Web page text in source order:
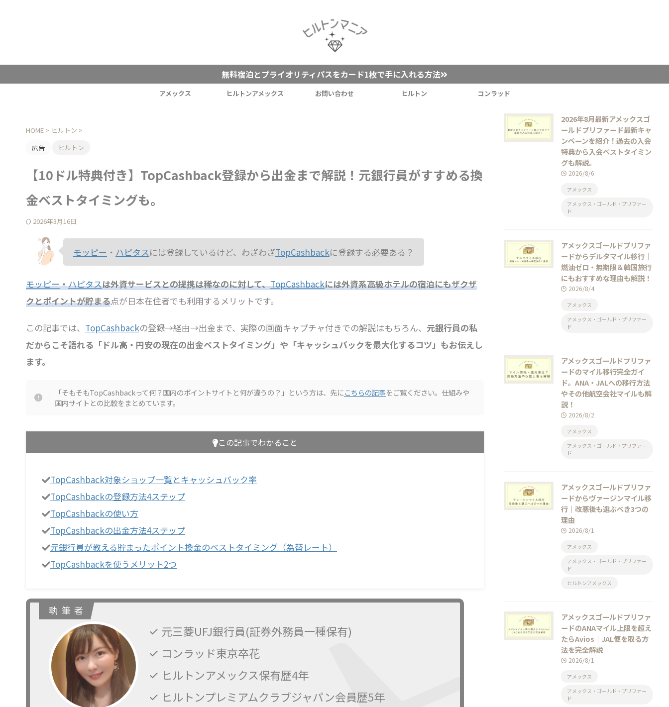
無料宿泊とプライオリティパスをカード1枚で手に入れる方法
アメックス ヒルトンアメックス お問い合わせ ヒルトン コンラッド
HOME > ヒルトン >
広告
ヒルトン
【10ドル特典付き】TopCashback登録から出金まで解説！元銀行員がすすめる換
金ベストタイミングも。
2026年3月16日
モッピー ・ ハピタスには登録しているけど、わざわざTopCashbackに登録する必要ある？
モッピー・ハピタスは外資サービスとの提携は稀なのに対して、TopCashbackには外資系高級ホテルの宿泊にもザクザ
クとポイントが貯まる点が日本在住者でも利用するメリットです。
この記事では、 TopCashbackの登録→経由→出金まで、実際の画面キャプチャ付きでの解説はもちろん、 元銀行員の私
だからこそ語れる「ドル高・円安の現在の出金ベストタイミング」や「キャッシュバックを最大化するコツ」もお伝えし
ます。
「そもそもTopCashbackって何？国内のポイントサイトと何が違うの？」という方は、先にこちらの記事をご覧ください。仕組みや
国内サイトとの比較をまとめています。
この記事でわかること
TopCashback対象ショップ一覧とキャッシュバック率
TopCashbackの登録方法4ステップ
TopCashbackの使い方
TopCashbackの出金方法4ステップ
元銀行員が教える貯まったポイント換金のベストタイミング（為替レート）
TopCashbackを使うメリット2つ
執 筆 者
元三菱UFJ銀行員(証券外務員一種保有)
コンラッド東京卒花
ヒルトンアメックス保有歴4年
ヒルトンプレミアムクラブジャパン会員歴5年
2026年8月最新アメックスゴ
ールドプリファード最新キャ
ンペーンを紹介！過去の入会
特典から入会ベストタイミン
グも解説。
2026/8/6
アメックス
アメックス・ゴールド・プリファー
ド
アメックスゴールドプリファ
ードからデルタマイル移行｜
燃油ゼロ・無期限＆韓国旅行
にもおすすめな理由も解説！
2026/8/4
アメックス
アメックス・ゴールド・プリファー
ド
アメックスゴールドプリファ
ードのマイル移行完全ガイ
ド。ANA・JALへの移行方法
やその他航空会社マイルも解
説！
2026/8/2
アメックス
アメックス・ゴールド・プリファー
ド
アメックスゴールドプリファ
ードからヴァージンマイル移
行｜改悪後も選ぶべき3つの
理由
2026/8/1
アメックス
アメックス・ゴールド・プリファー
ド
ヒルトンアメックス
アメックスゴールドプリファ
ードのANAマイル上限を超え
たらAvios｜JAL便を取る方
法を完全解説
2026/8/1
アメックス
アメックス・ゴールド・プリファー
ド